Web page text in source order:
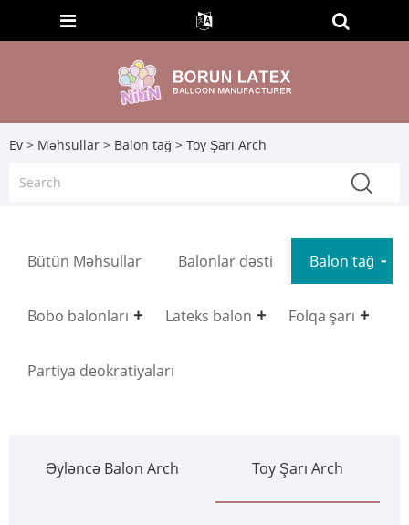
Ev > Məhsullar > Balon tağ > Toy Şarı Arch
Bütün Məhsullar Balonlar dəsti Balon tağ
Bobo balonları Lateks balon Folqa şarı
Partiya deokratiyaları
Əyləncə Balon Arch Toy Şarı Arch